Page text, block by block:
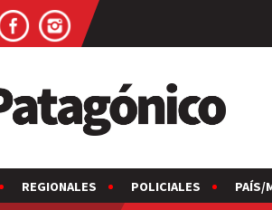
REGIONALES POLICIALES PAÍS/